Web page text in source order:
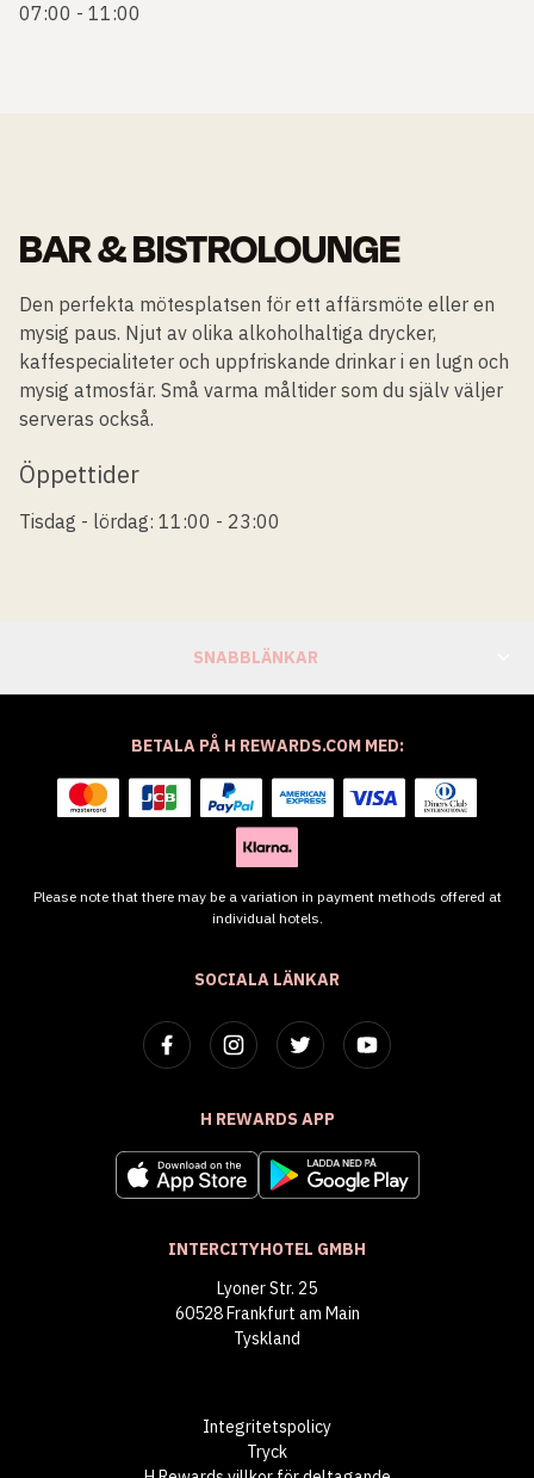
07:00 - 11:00
BAR & BISTROLOUNGE
Den perfekta mötesplatsen för ett affärsmöte eller en
mysig paus. Njut av olika alkoholhaltiga drycker,
kaffespecialiteter och uppfriskande drinkar i en lugn och
mysig atmosfär. Små varma måltider som du själv väljer
serveras också.
Öppettider
Tisdag - lördag: 11:00 - 23:00
SNABBLÄNKAR
SOCIALA LÄNKAR
H REWARDS APP
INTERCITYHOTEL GMBH
Lyoner Str. 25
60528 Frankfurt am Main
Tyskland
BETALA PÅ H REWARDS.COM MED:
Please note that there may be a variation in payment methods offered at
individual hotels.
Integritetspolicy
Tryck